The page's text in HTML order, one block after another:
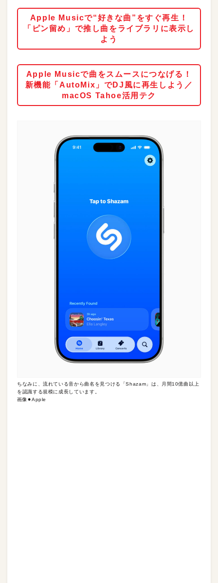
Apple Musicで“好きな曲”をすぐ再生！
「ピン留め」で推し曲をライブラリに表示し
よう
Apple Musicで曲をスムースにつなげる！
新機能「AutoMix」でDJ風に再生しよう／
macOS Tahoe活用テク
ちなみに、流れている音から曲名を見つける「Shazam」は、月間10億曲以上
を認識する規模に成長しています。
画像⚫︎Apple